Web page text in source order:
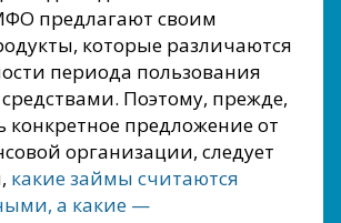
предлагают своим
которые различаются
периода пользования
Поэтому, прежде,
конкретное предложение от
организации, следует
какие займы считаются
а какие —